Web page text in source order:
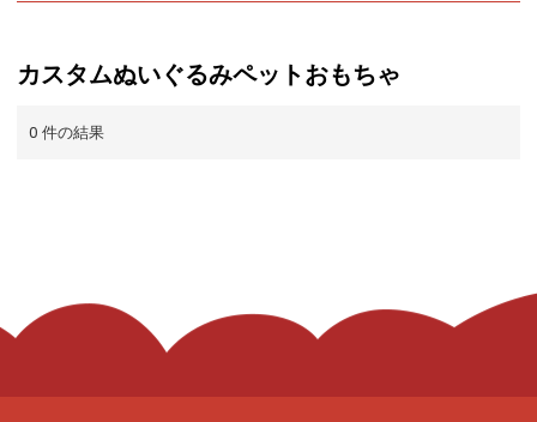
カスタムぬいぐるみペットおもちゃ
0 件の結果